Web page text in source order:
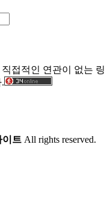
접적인 연관이 없는 링
이트 All rights reserved.